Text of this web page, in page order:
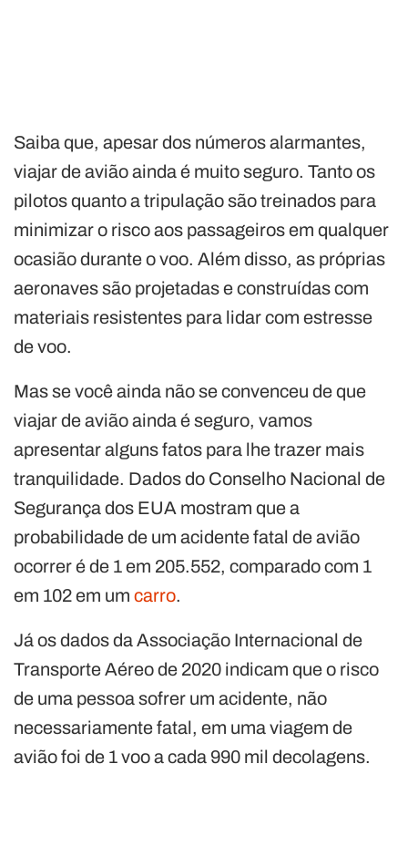
Saiba que, apesar dos números alarmantes,
viajar de avião ainda é muito seguro. Tanto os
pilotos quanto a tripulação são treinados para
minimizar o risco aos passageiros em qualquer
ocasião durante o voo. Além disso, as próprias
aeronaves são projetadas e construídas com
materiais resistentes para lidar com estresse
de voo.
Mas se você ainda não se convenceu de que
viajar de avião ainda é seguro, vamos
apresentar alguns fatos para lhe trazer mais
tranquilidade. Dados do Conselho Nacional de
Segurança dos EUA mostram que a
probabilidade de um acidente fatal de avião
ocorrer é de 1 em 205.552, comparado com 1
em 102 em um carro.
Já os dados da Associação Internacional de
Transporte Aéreo de 2020 indicam que o risco
de uma pessoa sofrer um acidente, não
necessariamente fatal, em uma viagem de
avião foi de 1 voo a cada 990 mil decolagens.